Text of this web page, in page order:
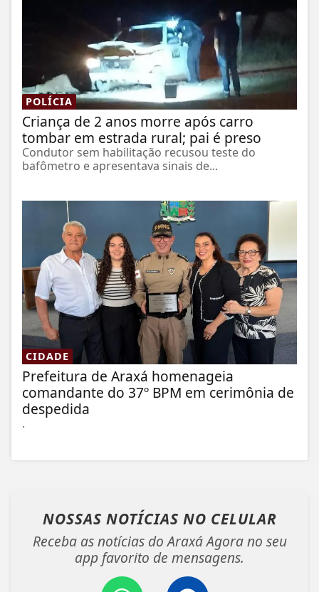
POLÍCIA
Criança de 2 anos morre após carro
tombar em estrada rural; pai é preso
Condutor sem habilitação recusou teste do
bafômetro e apresentava sinais de...
CIDADE
Prefeitura de Araxá homenageia
comandante do 37º BPM em cerimônia de
despedida
.
NOSSAS NOTÍCIAS NO CELULAR
Receba as notícias do Araxá Agora no seu
app favorito de mensagens.